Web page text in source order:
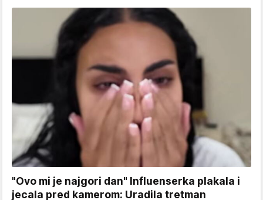
"Ovo mi je najgori dan" Influenserka plakala i
jecala pred kamerom: Uradila tretman